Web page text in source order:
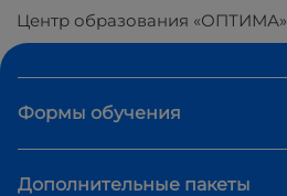
Центр образования «ОПТИМА»
Формы обучения
Дополнительные пакеты